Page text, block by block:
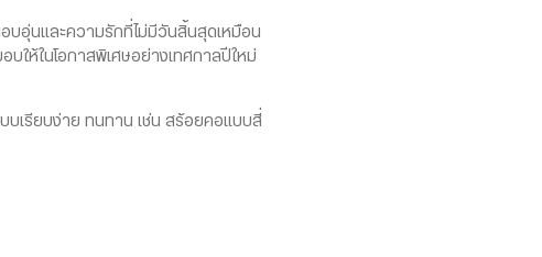
บอุ่นและความรักที่ไม่มีวันสิ้นสุดเหมือน
ให้ในโอกาสพิเศษอย่างเทศกาลปีใหม่
เรียบง่าย ทนทาน เช่น สร้อยคอแบบสี่